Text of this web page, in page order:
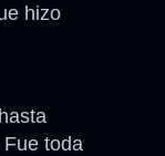
hizo
Fue toda